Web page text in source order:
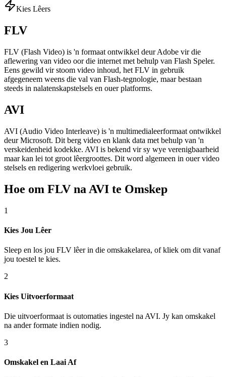
Kies Lêers
FLV
FLV (Flash Video) is 'n formaat ontwikkel deur Adobe vir die
aflewering van video oor die internet met behulp van Flash Speler.
Eens gewild vir stoom video inhoud, het FLV in gebruik
afgegeneem weens die val van Flash-tegnologie, maar bestaan
steeds in nalatenskapstelsels en ouer platforms.
AVI
AVI (Audio Video Interleave) is 'n multimedialeerformaat ontwikkel
deur Microsoft. Dit berg video en klank data met behulp van 'n
verskeidenheid kodekke. AVI is bekend vir sy wye verenigbaarheid
maar kan lei tot groot lêergroottes. Dit word algemeen in ouer video
stelsels en redigering werkvloei gebruik.
Hoe om FLV na AVI te Omskep
1
Kies Jou Lêer
Sleep en los jou FLV lêer in die omskakelarea, of kliek om dit vanaf
jou toestel te kies.
2
Kies Uitvoerformaat
Die uitvoerformaat is outomaties ingestel na AVI. Jy kan omskakel
na ander formate indien nodig.
3
Omskakel en Laai Af